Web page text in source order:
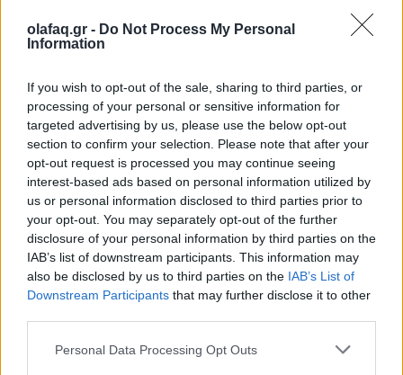
olafaq.gr - Do Not Process My Personal
Information
If you wish to opt-out of the sale, sharing to third parties, or
processing of your personal or sensitive information for
targeted advertising by us, please use the below opt-out
section to confirm your selection. Please note that after your
opt-out request is processed you may continue seeing
interest-based ads based on personal information utilized by
us or personal information disclosed to third parties prior to
your opt-out. You may separately opt-out of the further
disclosure of your personal information by third parties on the
IAB’s list of downstream participants. This information may
also be disclosed by us to third parties on the IAB’s List of
Downstream Participants that may further disclose it to other
Personal Data Processing Opt Outs
Δημοσιεύθηκε σεΤέχνη| TaggedΑδημοσίευτα Ποιήματα βιβλίο,
Βιβλίο Μινιατούρα
Δείτε επίσης